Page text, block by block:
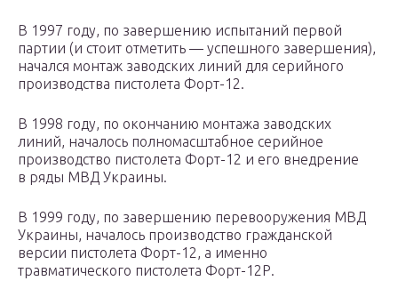
В 1997 году, по завершению испытаний первой
партии (и стоит отметить — успешного завершения),
начался монтаж заводских линий для серийного
производства пистолета Форт-12.
В 1998 году, по окончанию монтажа заводских
линий, началось полномасштабное серийное
производство пистолета Форт-12 и его внедрение
в ряды МВД Украины.
В 1999 году, по завершению перевооружения МВД
Украины, началось производство гражданской
версии пистолета Форт-12, а именно
травматического пистолета Форт-12Р.